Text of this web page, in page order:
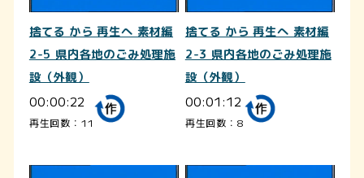
捨てる から 再生へ 素材編
2-5 県内各地のごみ処理施
設（外観）
00:00:22
再生回数：11
捨てる から 再生へ 素材編
2-3 県内各地のごみ処理施
設（外観）
00:01:12
再生回数：8